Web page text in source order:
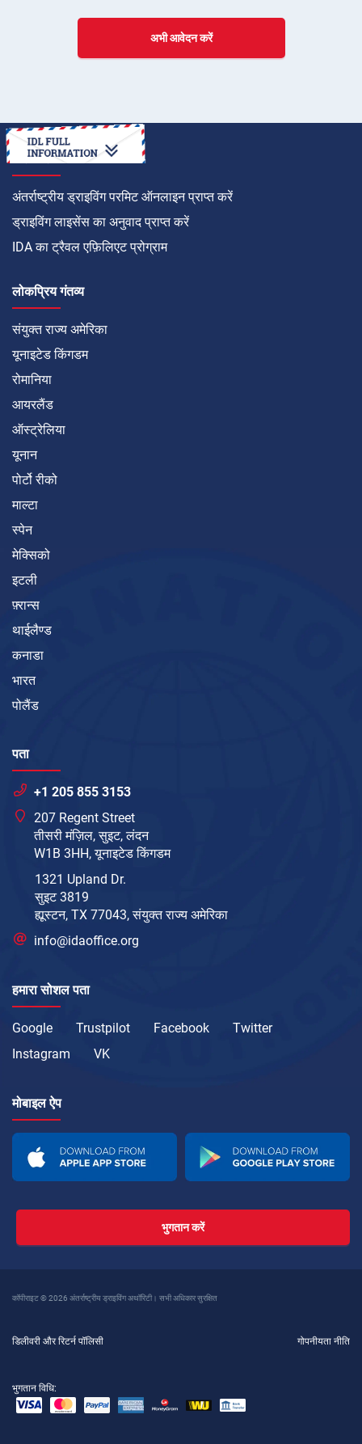
अभी आवेदन करें
कैसे करें
अंतर्राष्ट्रीय ड्राइविंग परमिट ऑनलाइन प्राप्त करें
ड्राइविंग लाइसेंस का अनुवाद प्राप्त करें
IDA का ट्रैवल एफ़िलिएट प्रोग्राम
लोकप्रिय गंतव्य
संयुक्त राज्य अमेरिका
यूनाइटेड किंगडम
रोमानिया
आयरलैंड
ऑस्ट्रेलिया
यूनान
पोर्टो रीको
माल्टा
स्पेन
मेक्सिको
इटली
फ़्रान्स
थाईलैण्ड
कनाडा
भारत
पोलैंड
पता
+1 205 855 3153
207 Regent Street
तीसरी मंज़िल, सुइट, लंदन
W1B 3HH, यूनाइटेड किंगडम
1321 Upland Dr.
सुइट 3819
ह्यूस्टन, TX 77043, संयुक्त राज्य अमेरिका
info@idaoffice.org
हमारा सोशल पता
Google Trustpilot Facebook
Twitter
Instagram
VK
मोबाइल ऐप
भुगतान करें
कॉपीराइट © 2026 अंतर्राष्ट्रीय ड्राइविंग अथॉरिटी। सभी अधिकार सुरक्षित
डिलीवरी और रिटर्न पॉलिसी गोपनीयता नीति
भुगतान विधि: